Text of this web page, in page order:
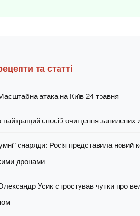
та статті
атака на Київ 24 травня
найкращий спосіб очищення запилених
снаряди: Росія представила новий
дронами
Усик спростував чутки про